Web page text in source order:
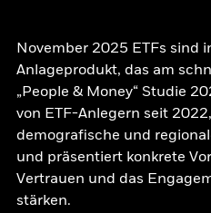
November 2025 ETFs sind
Anlageprodukt, das am
„People & Money“ Studie
von ETF-Anlegern seit
demografische und
und präsentiert konkrete
Vertrauen und das
stärken.